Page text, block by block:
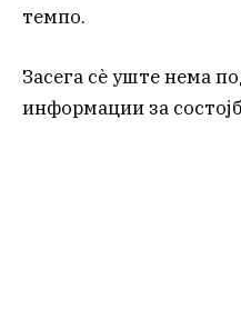
темпо.
Засега сè уште нема
информации за